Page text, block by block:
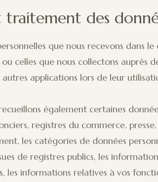
des
que nous recevons dans
celles que nous collectons auprès
autres applications lors de leur
également certaines
registres du commerce,
les catégories de données
de registres publics, les
les informations relatives à vos